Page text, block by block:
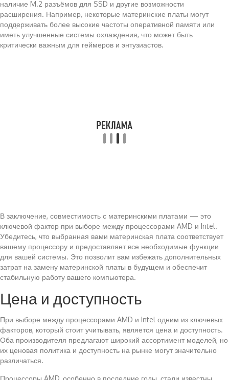
наличие M.2 разъёмов для SSD и другие возможности
расширения. Например, некоторые материнские платы могут
поддерживать более высокие частоты оперативной памяти или
иметь улучшенные системы охлаждения, что может быть
критически важным для геймеров и энтузиастов.
В заключение, совместимость с материнскими платами — это
ключевой фактор при выборе между процессорами AMD и Intel.
Убедитесь, что выбранная вами материнская плата соответствует
вашему процессору и предоставляет все необходимые функции
для вашей системы. Это позволит вам избежать дополнительных
затрат на замену материнской платы в будущем и обеспечит
стабильную работу вашего компьютера.
Цена и доступность
При выборе между процессорами AMD и Intel одним из ключевых
факторов, который стоит учитывать, является цена и доступность.
Оба производителя предлагают широкий ассортимент моделей, но
их ценовая политика и доступность на рынке могут значительно
различаться.
Процессоры AMD, особенно в последние годы, стали известны